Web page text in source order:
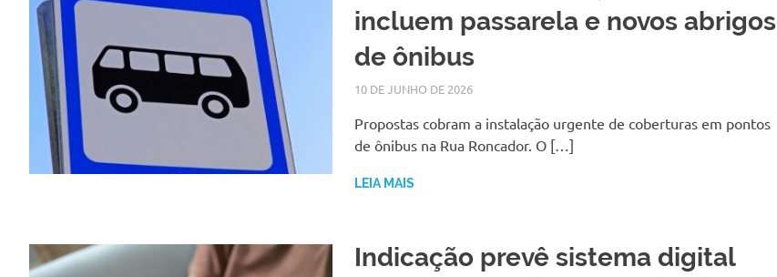
incluem passarela e novos abrigos
de ônibus
10 DE JUNHO DE 2026LARISSA TURKO
NOTÍCIAS
Propostas cobram a instalação urgente de coberturas em pontos
de ônibus na Rua Roncador. O […]
LEIA MAIS
Indicação prevê sistema digital